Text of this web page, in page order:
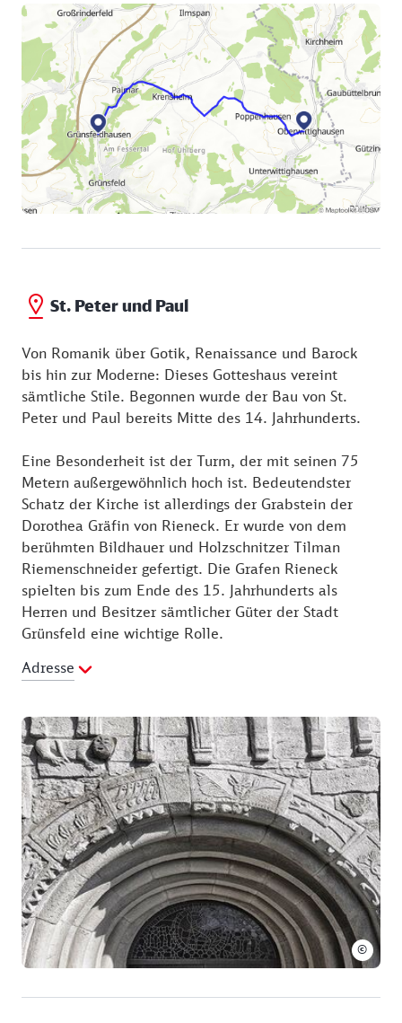
St. Peter und Paul
Von Romanik über Gotik, Renaissance und Barock
bis hin zur Moderne: Dieses Gotteshaus vereint
sämtliche Stile. Begonnen wurde der Bau von St.
Peter und Paul bereits Mitte des 14. Jahrhunderts.
Eine Besonderheit ist der Turm, der mit seinen 75
Metern außergewöhnlich hoch ist. Bedeutendster
Schatz der Kirche ist allerdings der Grabstein der
Dorothea Gräfin von Rieneck. Er wurde von dem
berühmten Bildhauer und Holzschnitzer Tilman
Riemenschneider gefertigt. Die Grafen Rieneck
spielten bis zum Ende des 15. Jahrhunderts als
Herren und Besitzer sämtlicher Güter der Stadt
Grünsfeld eine wichtige Rolle.
Adresse
©